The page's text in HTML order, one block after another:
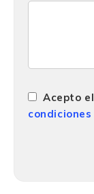
Acepto el
condiciones